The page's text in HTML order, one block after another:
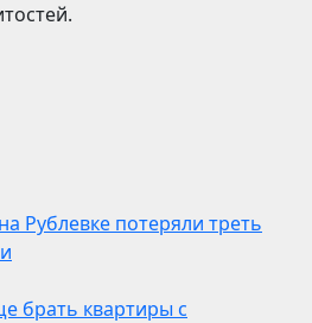
Рублевке потеряли треть
брать квартиры с